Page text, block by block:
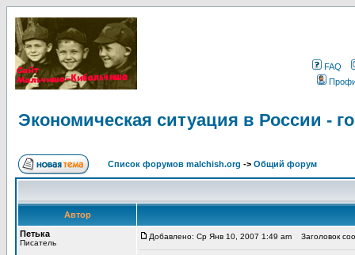
FAQ
Экономическая ситуация в России -
Список форумов malchish.org -> Общий форум
Автор
Петька
Писатель
Добавлено: Ср Янв 10, 2007 1:49 am Заголовок